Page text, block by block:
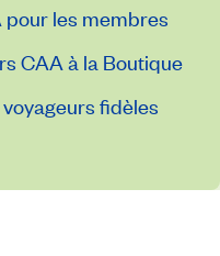
pour les membres
CAA à la Boutique
fidèles